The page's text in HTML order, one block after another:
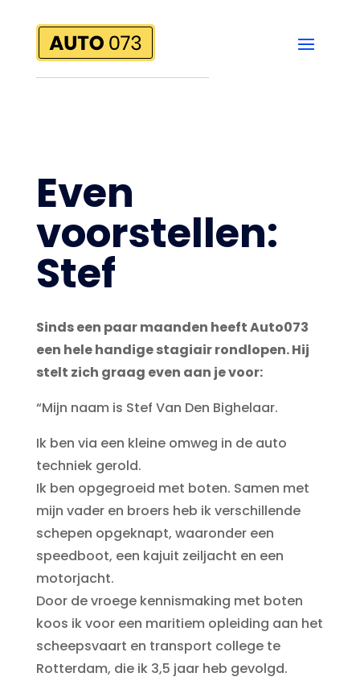
Even
voorstellen:
Stef
Sinds een paar maanden heeft Auto073
een hele handige stagiair rondlopen. Hij
stelt zich graag even aan je voor:
“Mijn naam is Stef Van Den Bighelaar.
Ik ben via een kleine omweg in de auto
techniek gerold.
Ik ben opgegroeid met boten. Samen met
mijn vader en broers heb ik verschillende
schepen opgeknapt, waaronder een
speedboot, een kajuit zeiljacht en een
motorjacht.
Door de vroege kennismaking met boten
koos ik voor een maritiem opleiding aan het
scheepsvaart en transport college te
Rotterdam, die ik 3,5 jaar heb gevolgd.